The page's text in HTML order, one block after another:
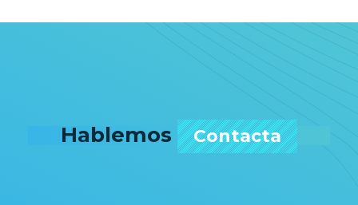
Hablemos Contacta